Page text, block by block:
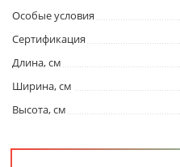
Особые условия
Сертификация
Длина, см
Ширина, см
Высота, см